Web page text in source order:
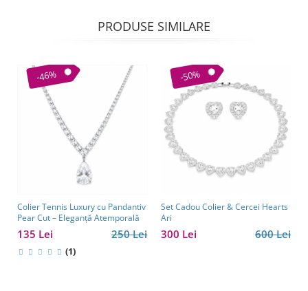
PRODUSE SIMILARE
-46%
Colier Tennis Luxury cu Pandantiv
Pear Cut – Eleganță Atemporală
250 Lei
135 Lei
(1)
-50%
Set Cadou Colier & Cercei Hearts
Ari
600 Lei
300 Lei